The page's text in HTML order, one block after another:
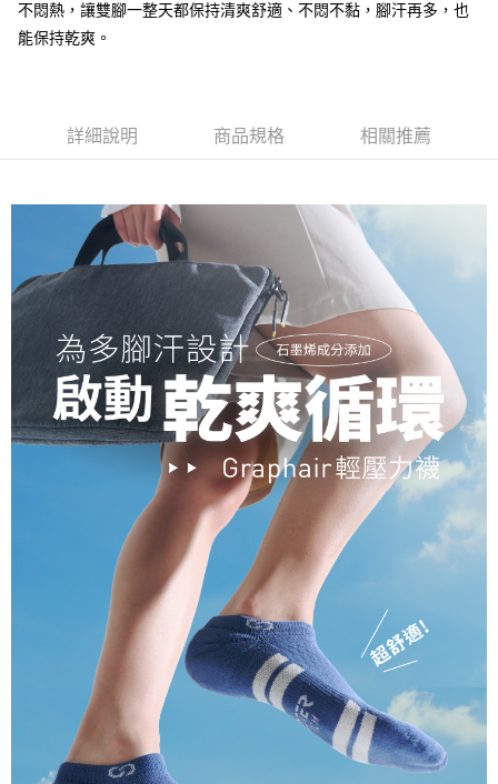
每筆NT$100，滿NT$1,500(含以上)免運費
每筆NT$150，滿NT$1,500(含以上)免運費
國際運送
不悶熱，讓雙腳一整天都保持清爽舒適、不悶不黏，腳汗再多，也
能保持乾爽。
詳細說明 商品規格 相關推薦